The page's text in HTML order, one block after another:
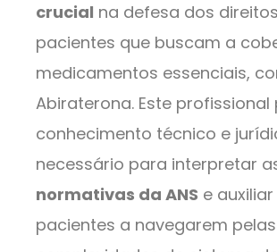
crucial na defesa dos
pacientes que buscam a
medicamentos essenciais,
Abiraterona. Este profissional
conhecimento técnico e
necessário para interpretar
normativas da ANS e
pacientes a navegarem pelas